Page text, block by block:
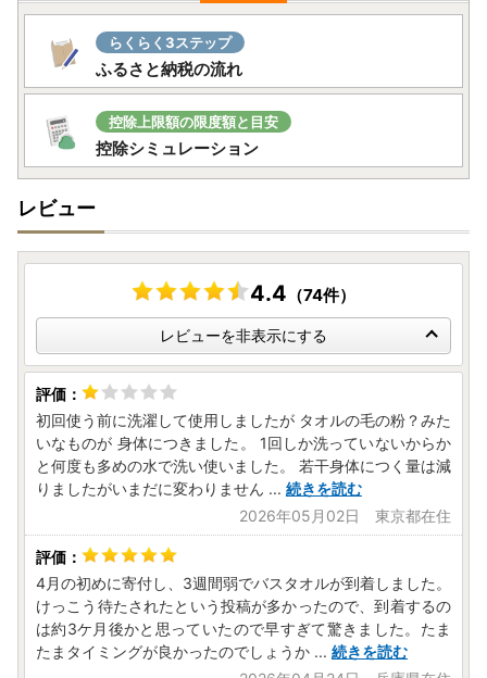
また、お電話も大変混み合っておりご迷惑をおかけしており
ますが、何卒よろしくお願い申し上げます。
▼お問い合わせ先
【寄附申込・書類・返礼品に関すること】
電話：072-468-6120（9:00～17:00 ※土日祝・年末年始
を除く）
メール：izumisano-furusato@home-tax.jp
【ワンストップ特例申請に関すること】
泉佐野市ふるさと納税ワンストップ申請係
電話：050-3100-1726（9:00～18:00 ※土日祝・年末年始
を除く）
メール：support@furusato-izumisano.jp
▼泉佐野市ふるさと納税特設サイト「さのちょく」
よくあるご質問https://furusato-izumisano.jp/faq/index.
php（※外部サイトへ遷移します）
お問い合わせフォームhttps://furusato-izumisano.jp/con
tact/（※外部サイトへ遷移します）
らくらく3ステップ
ふるさと納税の流れ
控除上限額の限度額と目安
控除シミュレーション
レビュー
4.4 （74件）
レビューを非表示にする
初回使う前に洗濯して使用しましたが タオルの毛の粉？みた
いなものが 身体につきました。 1回しか洗っていないからか
と何度も多めの水で洗い使いました。 若干身体につく量は減
りましたがいまだに変わりません ... 続きを読む
2026年05月02日 東京都在住
4月の初めに寄付し、3週間弱でバスタオルが到着しました。
けっこう待たされたという投稿が多かったので、到着するの
は約3ケ月後かと思っていたので早すぎて驚きました。たま
たまタイミングが良かったのでしょうか ... 続きを読む